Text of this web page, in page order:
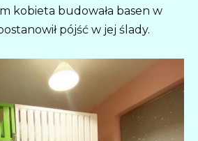
kobieta budowała basen w
pójść w jej ślady.